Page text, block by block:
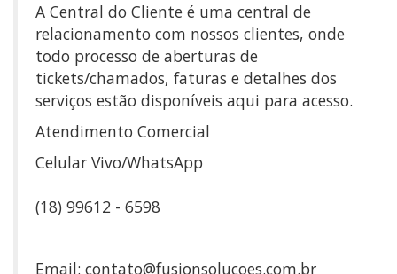
A Central do Cliente é uma central de
relacionamento com nossos clientes, onde
todo processo de aberturas de
tickets/chamados, faturas e detalhes dos
serviços estão disponíveis aqui para acesso.
Atendimento Comercial
Celular Vivo/WhatsApp
(18) 99612 - 6598
Email: contato@fusionsolucoes.com.br